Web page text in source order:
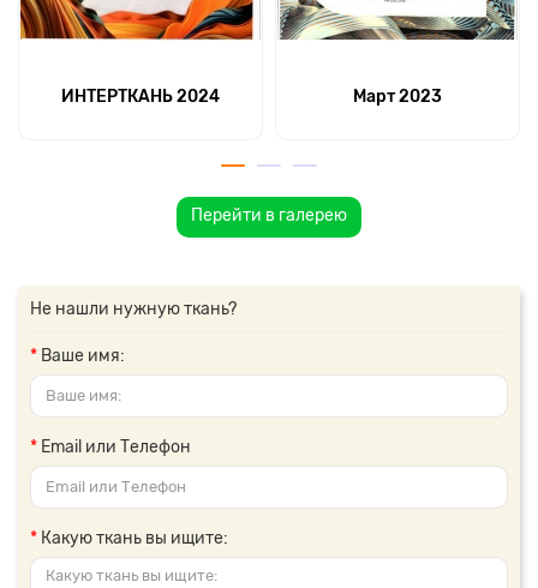
ИНТЕРТКАНЬ 2024 Март 2023
Перейти в галерею
Не нашли нужную ткань?
Ваше имя:
Email или Телефон
Какую ткань вы ищите: